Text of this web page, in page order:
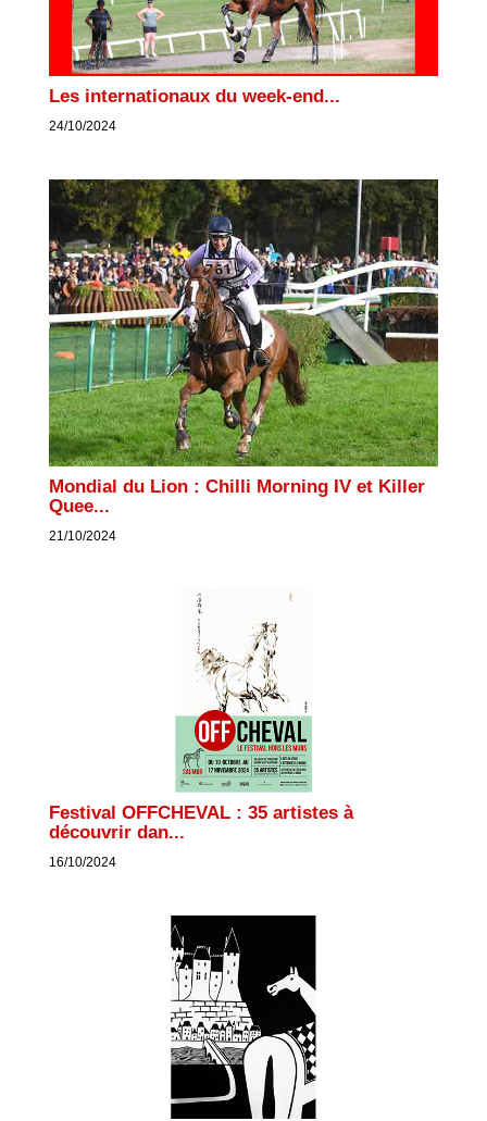
Les internationaux du week-end...
24/10/2024
Mondial du Lion : Chilli Morning IV et Killer
Quee...
21/10/2024
Festival OFFCHEVAL : 35 artistes à
découvrir dan...
16/10/2024